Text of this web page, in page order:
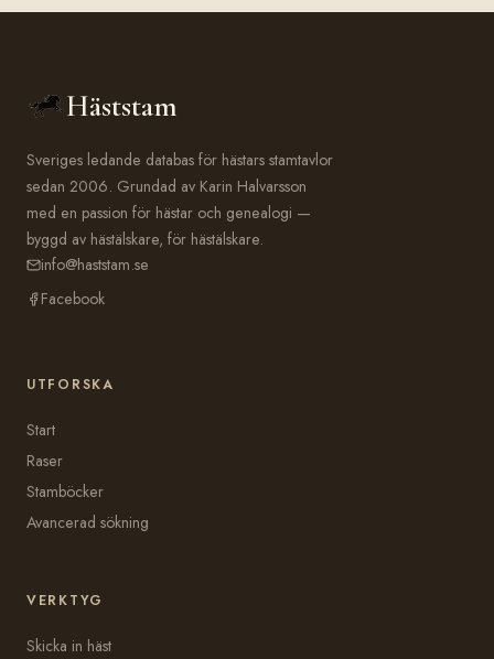
Häststam
Sveriges ledande databas för hästars stamtavlor
sedan 2006. Grundad av Karin Halvarsson
med en passion för hästar och genealogi —
byggd av hästälskare, för hästälskare.
info@haststam.se
Facebook
UTFORSKA
Start
Raser
Stamböcker
Avancerad sökning
VERKTYG
Skicka in häst